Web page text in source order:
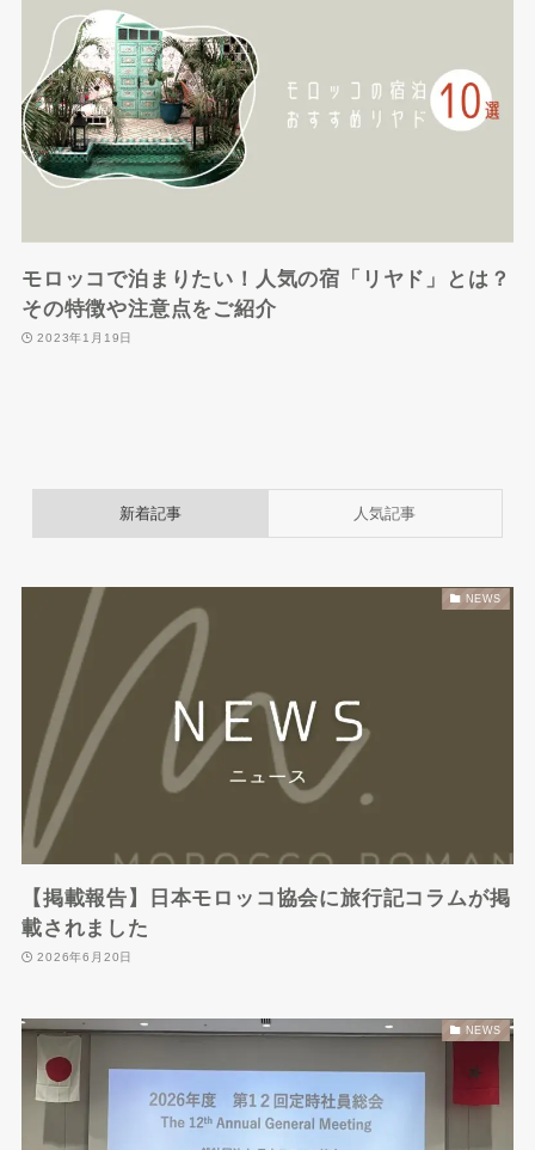
モロッコで泊まりたい！人気の宿「リヤド」とは？
その特徴や注意点をご紹介
2023年1月19日
新着記事 人気記事
NEWS
【掲載報告】日本モロッコ協会に旅行記コラムが掲
載されました
2026年6月20日
NEWS